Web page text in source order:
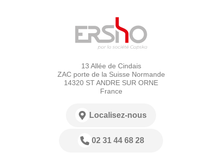
13 Allée de Cindais
ZAC porte de la Suisse Normande
14320 ST ANDRE SUR ORNE
France
Localisez-nous
02 31 44 68 28